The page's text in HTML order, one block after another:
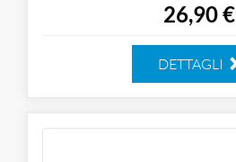
26,90 €
DETTAGLI